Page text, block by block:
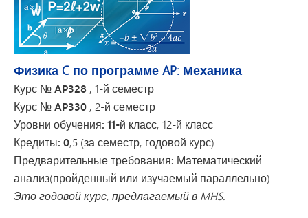
Физика C по программе AP: Механика
Курс № AP328 , 1-й семестр
Курс № AP330 , 2-й семестр
Уровни обучения: 11-й класс, 12-й класс
Кредиты: 0,5 (за семестр, годовой курс)
Предварительные требования: Математический
анализ(пройденный или изучаемый параллельно)
Это годовой курс, предлагаемый в MHS.